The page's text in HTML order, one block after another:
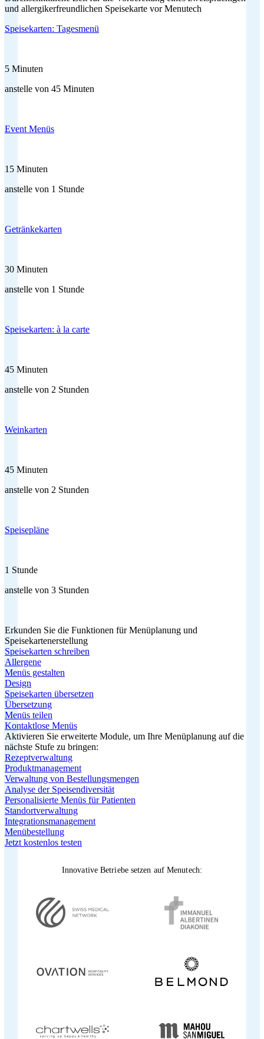
und allergikerfreundlichen Speisekarte vor Menutech
Speisekarten: Tagesmenü
5 Minuten
anstelle von 45 Minuten
Event Menüs
15 Minuten
anstelle von 1 Stunde
Getränkekarten
30 Minuten
anstelle von 1 Stunde
Speisekarten: à la carte
45 Minuten
anstelle von 2 Stunden
Weinkarten
45 Minuten
anstelle von 2 Stunden
Speisepläne
1 Stunde
anstelle von 3 Stunden
Erkunden Sie die Funktionen für Menüplanung und
Speisekartenerstellung
Speisekarten schreiben
Allergene
Menüs gestalten
Design
Speisekarten übersetzen
Übersetzung
Menüs teilen
Kontaktlose Menüs
Aktivieren Sie erweiterte Module, um Ihre Menüplanung auf die
nächste Stufe zu bringen:
Rezeptverwaltung
Produktmanagement
Verwaltung von Bestellungsmengen
Analyse der Speisendiversität
Personalisierte Menüs für Patienten
Standortverwaltung
Integrationsmanagement
Menübestellung
Jetzt kostenlos testen
Innovative Betriebe setzen auf Menutech: